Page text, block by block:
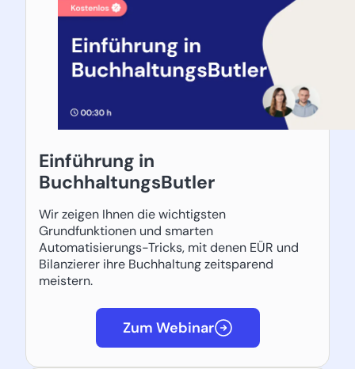
Einführung in
BuchhaltungsButler
Wir zeigen Ihnen die wichtigsten
Grundfunktionen und smarten
Automatisierungs-Tricks, mit denen EÜR und
Bilanzierer ihre Buchhaltung zeitsparend
meistern.
Zum Webinar